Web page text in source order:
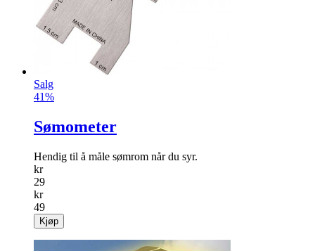
Salg
41%
Sømometer
Hendig til å måle sømrom når du syr.
kr
29
kr
49
Kjøp